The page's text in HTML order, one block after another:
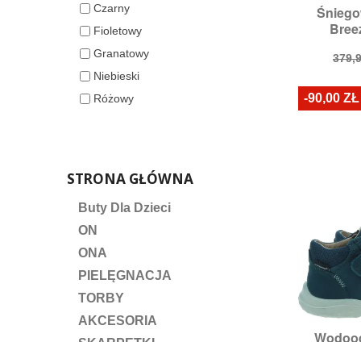
Czarny
Fioletowy
Granatowy
Niebieski
Różowy
STRONA GŁÓWNA
Buty Dla Dzieci
ON
ONA
PIELĘGNACJA
TORBY
AKCESORIA

-90,00 ZŁ